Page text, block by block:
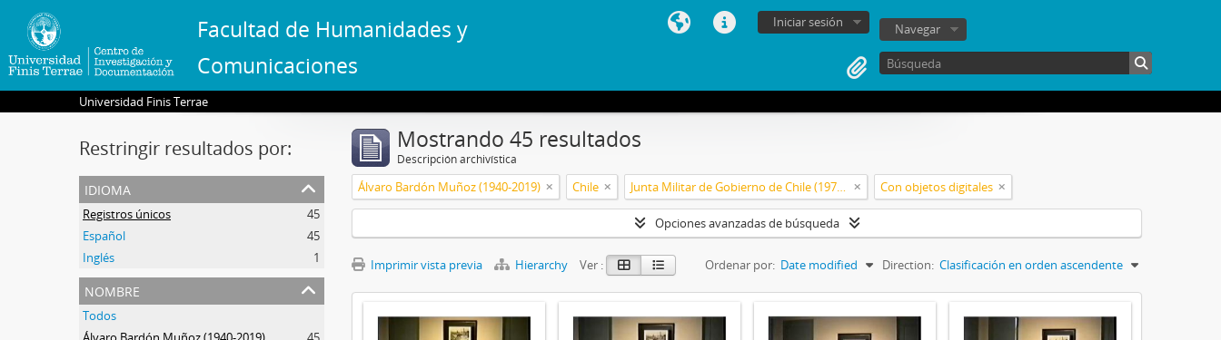
Facultad de Humanidades y
Comunicaciones
Iniciar sesión Navegar
Universidad Finis Terrae
Restringir resultados por:
idioma
Registros únicos
45
Español
45
Inglés
1
nombre
Todos
Mostrando 45 resultados
Descripción archivística
Álvaro Bardón Muñoz (1940-2019) Chile Junta Militar de Gobierno de Chile (1973-1990) Con objetos digitales
Opciones avanzadas de búsqueda
Imprimir vista previa Hierarchy Ver : Ordenar por: Date modified Direction: Clasificación en orden ascendente